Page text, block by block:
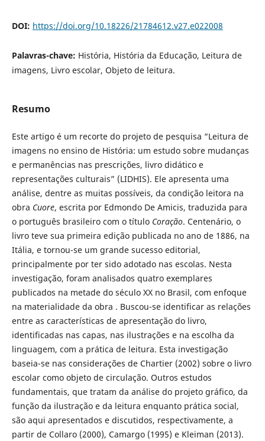
DOI: https://doi.org/10.18226/21784612.v27.e022008
Palavras-chave: História, História da Educação, Leitura de
imagens, Livro escolar, Objeto de leitura.
Resumo
Este artigo é um recorte do projeto de pesquisa “Leitura de
imagens no ensino de História: um estudo sobre mudanças
e permanências nas prescrições, livro didático e
representações culturais” (LIDHIS). Ele apresenta uma
análise, dentre as muitas possíveis, da condição leitora na
obra Cuore, escrita por Edmondo De Amicis, traduzida para
o português brasileiro com o título Coração. Centenário, o
livro teve sua primeira edição publicada no ano de 1886, na
Itália, e tornou-se um grande sucesso editorial,
principalmente por ter sido adotado nas escolas. Nesta
investigação, foram analisados quatro exemplares
publicados na metade do século XX no Brasil, com enfoque
na materialidade da obra . Buscou-se identificar as relações
entre as características de apresentação do livro,
identificadas nas capas, nas ilustrações e na escolha da
linguagem, com a prática de leitura. Esta investigação
baseia-se nas considerações de Chartier (2002) sobre o livro
escolar como objeto de circulação. Outros estudos
fundamentais, que tratam da análise do projeto gráfico, da
função da ilustração e da leitura enquanto prática social,
são aqui apresentados e discutidos, respectivamente, a
partir de Collaro (2000), Camargo (1995) e Kleiman (2013).